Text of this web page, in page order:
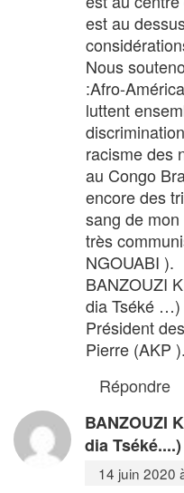
est au
Nous
:Afro-
luttent
racisme des
au Congo
encore des
sang de
très
NGOUABI ).
BANZOUZI
dia Tséké …)
Président
Pierre (AKP ).
Répondre
BANZOUZI
dia Tséké....)
14 juin 2020